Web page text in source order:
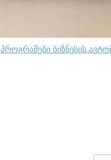
პროგრამები ბიზნესის